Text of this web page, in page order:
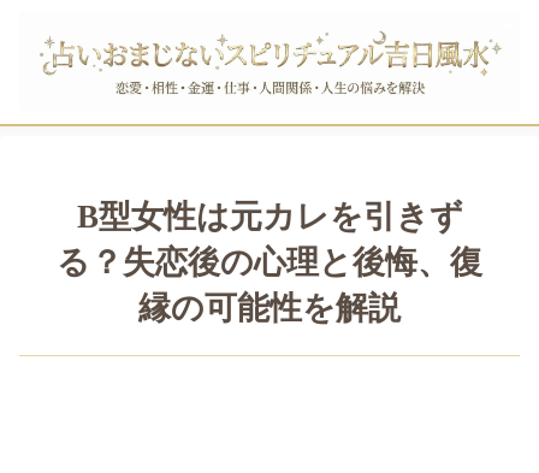
B型女性は元カレを引きず
る？失恋後の心理と後悔、復
縁の可能性を解説